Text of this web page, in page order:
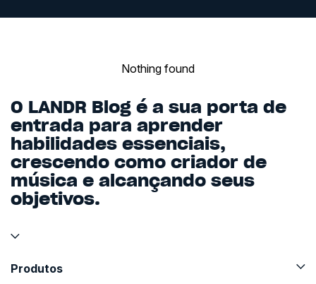
Nothing found
O LANDR Blog é a sua porta de
entrada para aprender
habilidades essenciais,
crescendo como criador de
música e alcançando seus
objetivos.
Produtos